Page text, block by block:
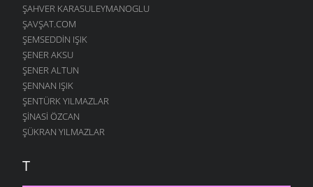
ŞAHVER KARASULEYMANOGLU
ŞAVŞAT.COM
ŞEMSEDDIN IŞIK
ŞENER AKSU
ŞENER ALTUN
ŞENNAN IŞIK
ŞENTÜRK YILMAZLAR
ŞINASI ÖZCAN
ŞÜKRAN YILMAZLAR
T